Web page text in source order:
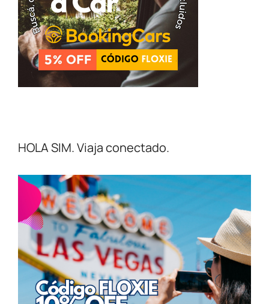
HOLA SIM. Viaja conectado.